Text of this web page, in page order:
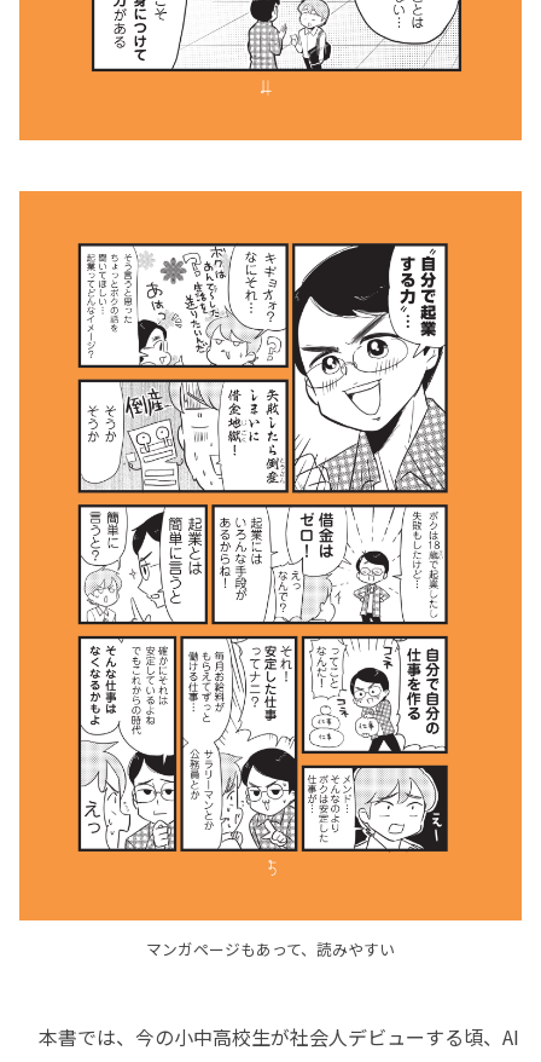
マンガページもあって、読みやすい
本書では、今の小中高校生が社会人デビューする頃、AI